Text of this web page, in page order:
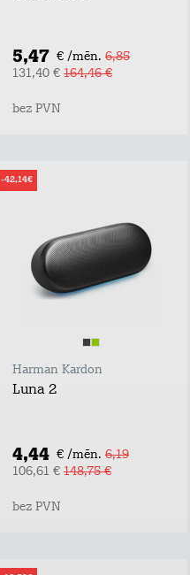
5,47 € /mēn. 6,85
131,40 € 164,46 €
bez PVN
-42,14€
Harman Kardon
Luna 2
4,44 € /mēn. 6,19
106,61 € 148,75 €
bez PVN